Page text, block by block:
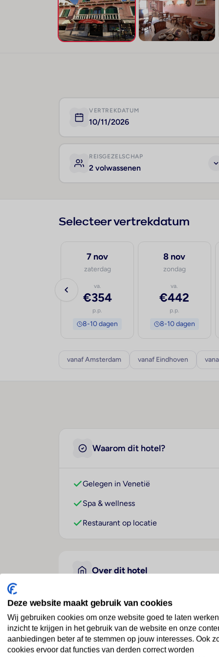
VERTREKDATUM
10/11/2026
REISGEZELSCHAP
2 volwassenen
Selecteer vertrekdatum
7 nov
zaterdag
va.
€354
p.p.
8-10 dagen
8 nov
zondag
va.
€442
p.p.
8-10 dagen
vanaf Amsterdam vanaf Eindhoven
Waarom dit hotel?
Gelegen in Venetië
Spa & wellness
Restaurant op locatie
Over dit hotel
Hotel Canal
Italië · Veneto · Venetië
Deze website maakt gebruik van cookies
Wij gebruiken cookies om onze website goed te laten
inzicht te krijgen in het gebruik van de website en onze
aanbiedingen beter af te stemmen op jouw interesses. Ook
cookies ervoor dat functies van derden correct worden